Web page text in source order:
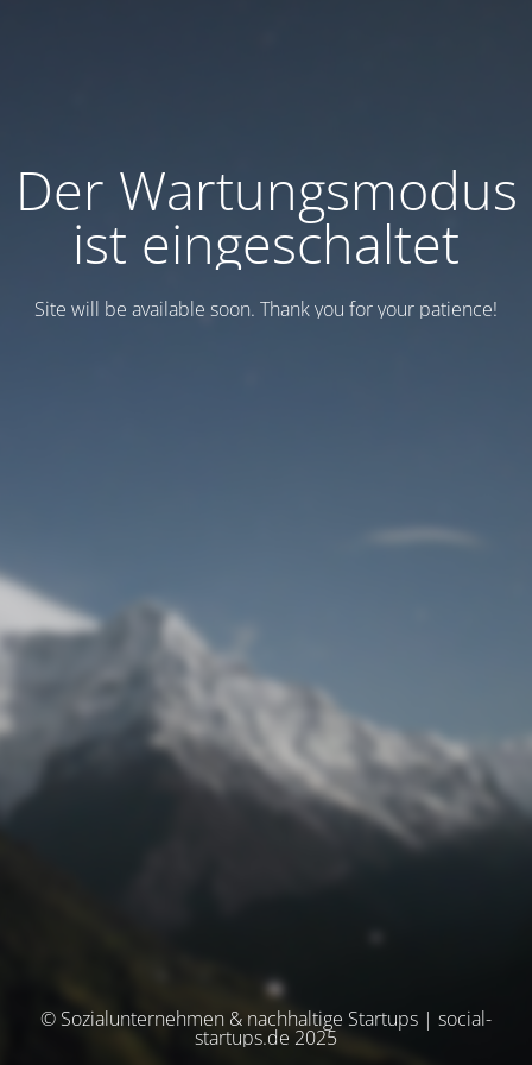
Der Wartungsmodus
ist eingeschaltet
Site will be available soon. Thank you for your patience!
© Sozialunternehmen & nachhaltige Startups | social-
startups.de 2025